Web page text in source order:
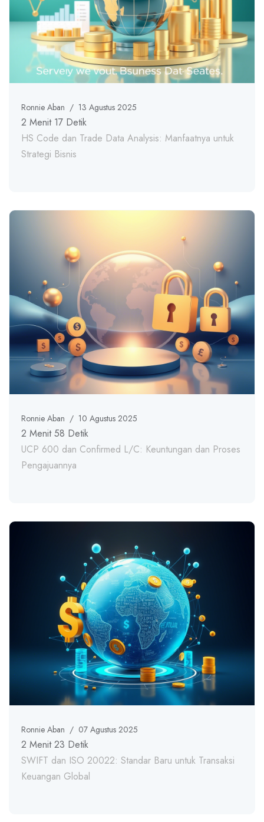
Ronnie Aban / 13 Agustus 2025
2 Menit 17 Detik
HS Code dan Trade Data Analysis: Manfaatnya untuk
Strategi Bisnis
Ronnie Aban / 10 Agustus 2025
2 Menit 58 Detik
UCP 600 dan Confirmed L/C: Keuntungan dan Proses
Pengajuannya
Ronnie Aban / 07 Agustus 2025
2 Menit 23 Detik
SWIFT dan ISO 20022: Standar Baru untuk Transaksi
Keuangan Global